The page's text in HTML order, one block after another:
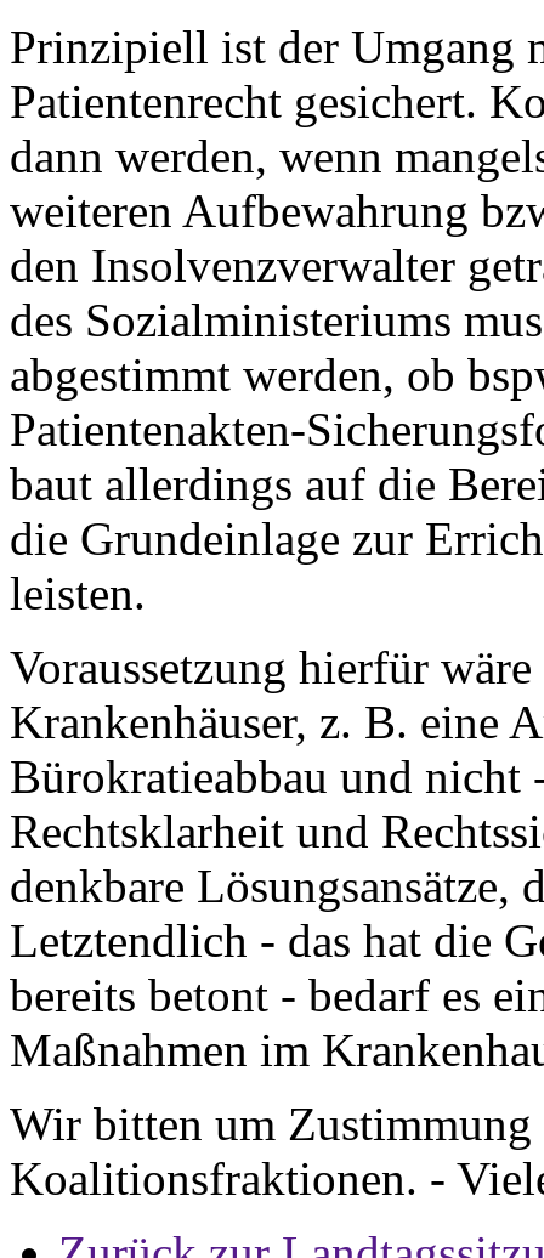
Prinzipiell ist der Umgang
Patientenrecht gesichert.
dann werden, wenn
weiteren Aufbewahrung
den Insolvenzverwalter
des Sozialministeriums
abgestimmt werden, ob
Patientenakten-
baut allerdings auf die
die Grundeinlage zur
leisten.
Voraussetzung hierfür
Krankenhäuser, z. B. eine
Bürokratieabbau und nicht
Rechtsklarheit und
denkbare Lösungsansätze,
Letztendlich - das hat die
bereits betont - bedarf es
Maßnahmen im
Wir bitten um
Koalitionsfraktionen. -